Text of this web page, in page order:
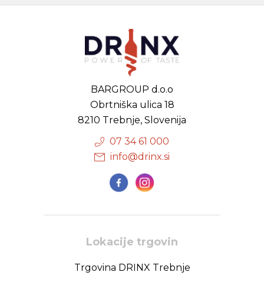
BARGROUP d.o.o
Obrtniška ulica 18
8210 Trebnje, Slovenija
07 34 61 000
info@drinx.si
Lokacije trgovin
Trgovina DRINX Trebnje